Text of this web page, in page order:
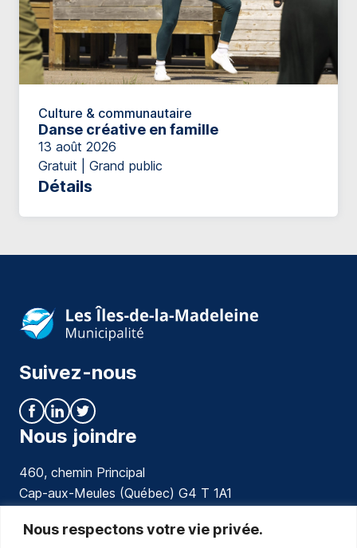
Nous respectons votre vie privée.
Culture & communautaire
Danse créative en famille
13 août 2026
Gratuit | Grand public
Détails
Suivez-nous
Nous joindre
460, chemin Principal
Cap-aux-Meules (Québec) G4 T 1A1
communications@muniles.ca